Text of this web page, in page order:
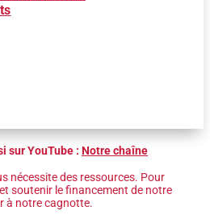
sur YouTube : Notre chaîne
nécessite des ressources. Pour
soutenir le financement de notre
à notre cagnotte.